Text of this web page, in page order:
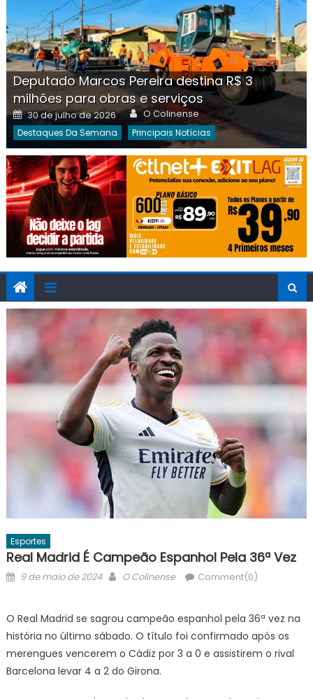
Deputado Marcos Pereira destina R$ 3
milhões para obras e serviços
Posted
on
30 de julho de 2026 Author
O Colinense
Destaques Da Semana Principais Notícias
Esportes
Real Madrid É Campeão Espanhol Pela 36ª Vez
Posted
9 de maio de 2024 Author
O Colinense Comment(0)
O Real Madrid se sagrou campeão espanhol pela 36ª vez na
história no último sábado. O título foi confirmado após os
merengues vencerem o Cádiz por 3 a 0 e assistirem o rival
Barcelona levar 4 a 2 do Girona.